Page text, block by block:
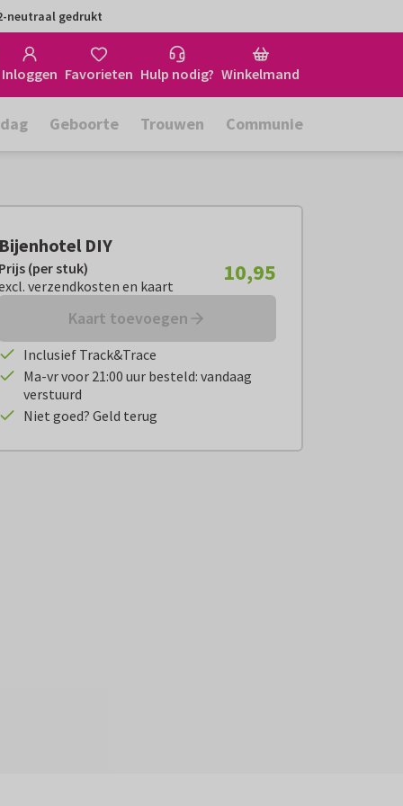
neutraal gedrukt
Inloggen Favorieten Hulp nodig? Winkelmand
Geboorte Trouwen Communie
Bijenhotel DIY
Prijs (per stuk): excl. verzendkosten en kaart
Prijs (per stuk)
verzendkosten en kaart
10,95
Kaart toevoegen
Inclusief Track&Trace
Ma-vr voor 21:00 uur besteld: vandaag
verstuurd
Niet goed? Geld terug